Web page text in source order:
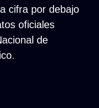
cifra por debajo
oficiales
de